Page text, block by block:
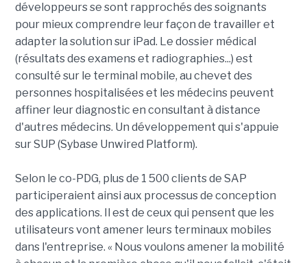
développeurs se sont rapprochés des soignants
pour mieux comprendre leur façon de travailler et
adapter la solution sur iPad. Le dossier médical
(résultats des examens et radiographies...) est
consulté sur le terminal mobile, au chevet des
personnes hospitalisées et les médecins peuvent
affiner leur diagnostic en consultant à distance
d'autres médecins. Un développement qui s'appuie
sur SUP (Sybase Unwired Platform).
Selon le co-PDG, plus de 1 500 clients de SAP
participeraient ainsi aux processus de conception
des applications. Il est de ceux qui pensent que les
utilisateurs vont amener leurs terminaux mobiles
dans l'entreprise. « Nous voulons amener la mobilité